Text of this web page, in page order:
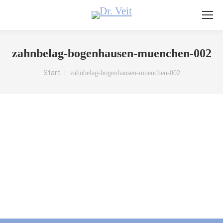
zahnbelag-bogenhausen-muenchen-002
Sie befinden sich hier:
Start zahnbelag-bogenhausen-muenchen-002